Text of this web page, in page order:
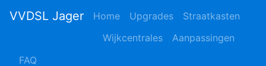
VVDSL Jager Home Upgrades
Straatkasten
Wijkcentrales
Aanpassingen
FAQ